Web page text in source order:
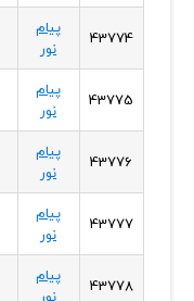
43774
پیام
نور
43775
پیام
نور
43776
پیام
نور
43777
پیام
نور
43778
پیام